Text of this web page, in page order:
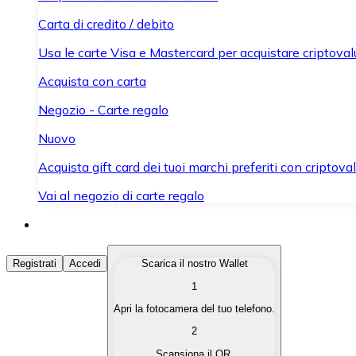
Carta di credito / debito
Usa le carte Visa e Mastercard per acquistare
Acquista con carta
Negozio - Carte regalo
Nuovo
Acquista gift card dei tuoi marchi preferiti con
Vai al negozio di carte regalo
Acquista Criptovalute
Acquista le criptovalute che ti interessano in modo
Converti le tue criptovalute in valuta fiat quando ne hai
Registrati Accedi
Scarica il nostro Wallet
1
Apri la fotocamera del tuo telefono.
2